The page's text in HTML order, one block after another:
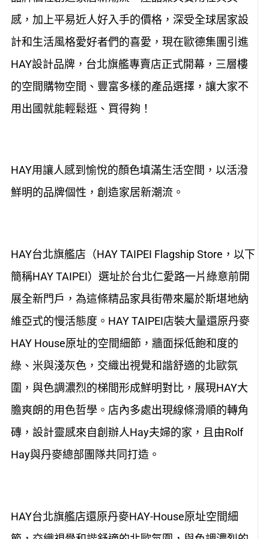
感，加上平易近人好入手的價格，深受全球居家設
計和生活風格愛好者們的喜愛，現在歐德集團引進
HAY設計品牌，台北旗艦專賣店正式開幕，三層樓
的空間購物空間、豐富多樣的產品選擇，讓大家不
用出國就能輕鬆逛、買得夠！
HAY用讓人感到愉悅的顏色填滿生活空間，以活潑
鮮明的品牌個性，創造家居新潮流。
HAY台北旗艦店（HAY TAIPEI Flagship Store，以下
簡稱HAY TAIPEI）選址於台北仁愛路一片綠意前開
展全新門戶，為這條精品家具街帶來屬於斯堪地納
維亞式的慢活態度。HAY TAIPEI店裝大量還原丹麥
HAY House原址的空間細節，牆面採低飽和度的
綠、米與淺灰色，交織出視覺和諧舒適的北歐氛
圍，與色調濃烈的梯間形成鮮明對比，展現HAY大
膽爽朗的用色哲學。店內多處出現線條滑順的轉角
磚，設計靈感來自創辦人Hay夫婦的家，且由Rolf
Hay與丹麥總部團隊共同打造。
HAY台北旗艦店還原丹麥HAY-House原址空間細